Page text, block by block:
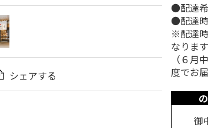
シェアする
●配達希
●配達時
※配達
なりま
（６月
度でお
御